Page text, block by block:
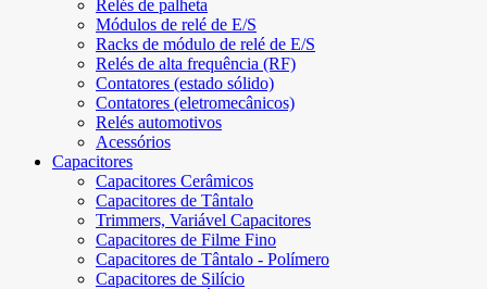
Relés de palheta
Módulos de relé de E/S
Racks de módulo de relé de E/S
Relés de alta frequência (RF)
Contatores (estado sólido)
Contatores (eletromecânicos)
Relés automotivos
Acessórios
Capacitores
Capacitores Cerâmicos
Capacitores de Tântalo
Trimmers, Variável Capacitores
Capacitores de Filme Fino
Capacitores de Tântalo - Polímero
Capacitores de Silício